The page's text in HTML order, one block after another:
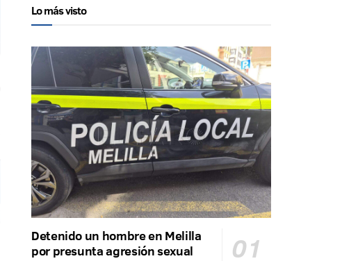
Lo más visto
Detenido un hombre en Melilla
por presunta agresión sexual